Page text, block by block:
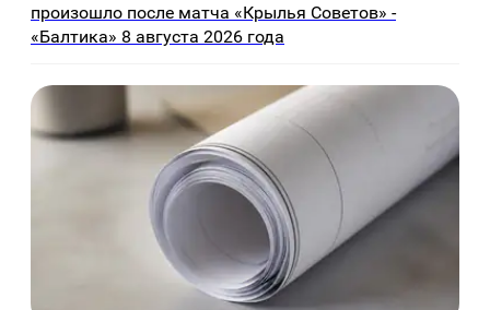
произошло после матча «Крылья Советов» -
«Балтика» 8 августа 2026 года